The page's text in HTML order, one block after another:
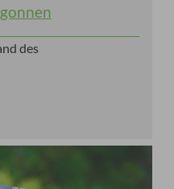
in